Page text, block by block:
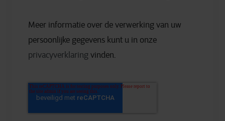
Meer informatie over de verwerking van uw
persoonlijke gegevens kunt u in onze
privacyverklaring vinden.